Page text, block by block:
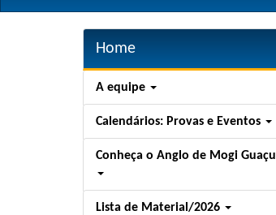
Home
A equipe
Calendários: Provas e Eventos
Conheça o Anglo de Mogi Guaçu
Lista de Material/2026